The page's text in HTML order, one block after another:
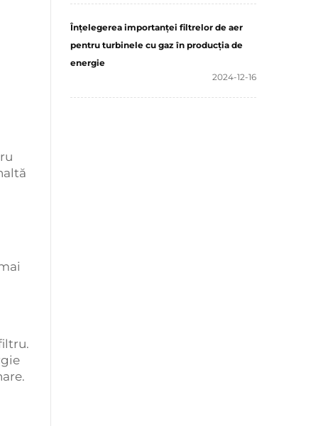
Înțelegerea importanței filtrelor de aer
pentru turbinele cu gaz în producția de
energie
2024-12-16